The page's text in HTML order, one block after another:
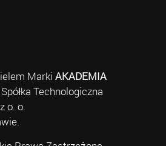
Marki AKADEMIA
Technologiczna
o. o.